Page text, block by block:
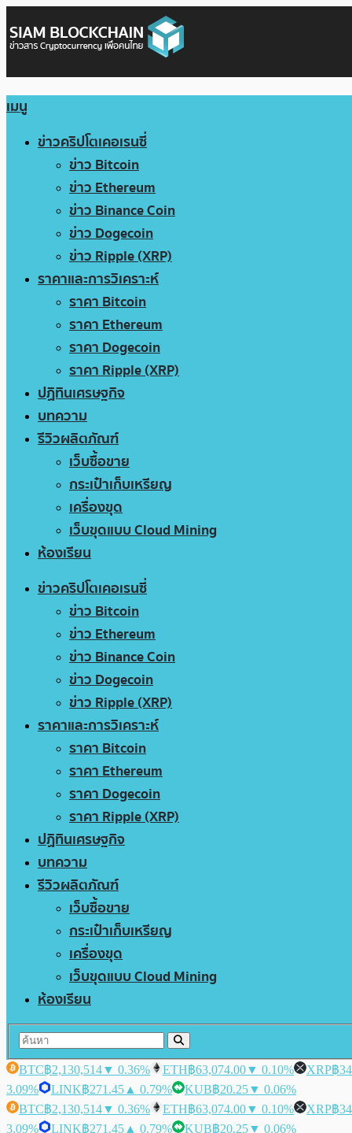
เมนู
ข่าวคริปโตเคอเรนซี่
ข่าว Bitcoin
ข่าว Ethereum
ข่าว Binance Coin
ข่าว Dogecoin
ข่าว Ripple (XRP)
ราคาและการวิเคราะห์
ราคา Bitcoin
ราคา Ethereum
ราคา Dogecoin
ราคา Ripple (XRP)
ปฏิทินเศรษฐกิจ
บทความ
รีวิวผลิตภัณฑ์
เว็บซื้อขาย
กระเป๋าเก็บเหรียญ
เครื่องขุด
เว็บขุดแบบ Cloud Mining
ห้องเรียน
ข่าวคริปโตเคอเรนซี่
ข่าว Bitcoin
ข่าว Ethereum
ข่าว Binance Coin
ข่าว Dogecoin
ข่าว Ripple (XRP)
ราคาและการวิเคราะห์
ราคา Bitcoin
ราคา Ethereum
ราคา Dogecoin
ราคา Ripple (XRP)
ปฏิทินเศรษฐกิจ
บทความ
รีวิวผลิตภัณฑ์
เว็บซื้อขาย
กระเป๋าเก็บเหรียญ
เครื่องขุด
เว็บขุดแบบ Cloud Mining
ห้องเรียน
BTC฿2,130,514▼ 0.36% ETH฿63,074.00▼ 0.10% XRP฿
3.09%
LINK฿271.45 ▲ 0.79% KUB฿20.25▼ 0.06%
BTC฿2,130,514▼ 0.36% ETH฿63,074.00▼ 0.10% XRP฿
3.09%
LINK฿271.45 ▲ 0.79% KUB฿20.25▼ 0.06%